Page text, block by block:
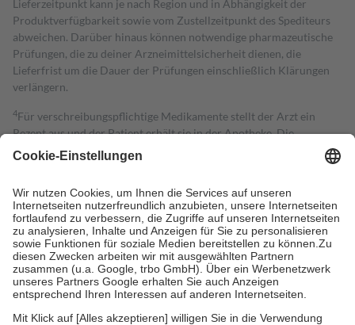
Lieferzeitpunkt kann je nach Region und in Abhängigkeit der
Produktverfügbarkeit sowie vom Zustellzeitpunkt des Spediteurs
abweichen. Darüber hinaus können notwendige pharmazeutische
Prüfungen, die zu deiner Arzneimittelsicherheit dienen, die
Lieferfrist um die Dauer der Prüfungen einschließlich Klärungen
verlängern.
4Für verschreibungspflichtige Medikamente stellt der Arzt ein
Rezept aus und der Patient erhält sie in der Apotheke. Die
gesetzliche Krankenversicherung übernimmt in der Regel die
Kosten dafür, der Versicherte trägt einen Teil davon als Zuzahlung
Grundsätzlich leisten Mitglieder Zuzahlungen in Höhe von zehn
Prozent des Abgabepreises,mindestens jedochfünf Euround
höchstens zehn Euro.Es sind jedoch nie mehr als die tatsächlichen
Kosten der Leistung zu entrichten.
Diese Regeln gelten grundsätzlich auch für Online-Apotheken.
Bei Heilmitteln und häuslicher Krankenpflege beträgt die
Zuzahlung zehn Prozent der Kosten sowie zehn Euro je
Verordnung.